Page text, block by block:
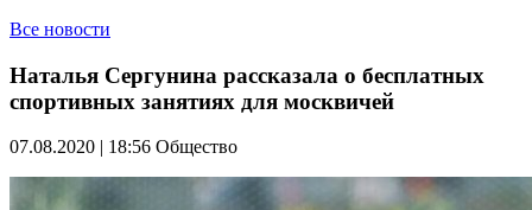
Все новости
Наталья Сергунина рассказала о бесплатных
спортивных занятиях для москвичей
07.08.2020 | 18:56 Общество